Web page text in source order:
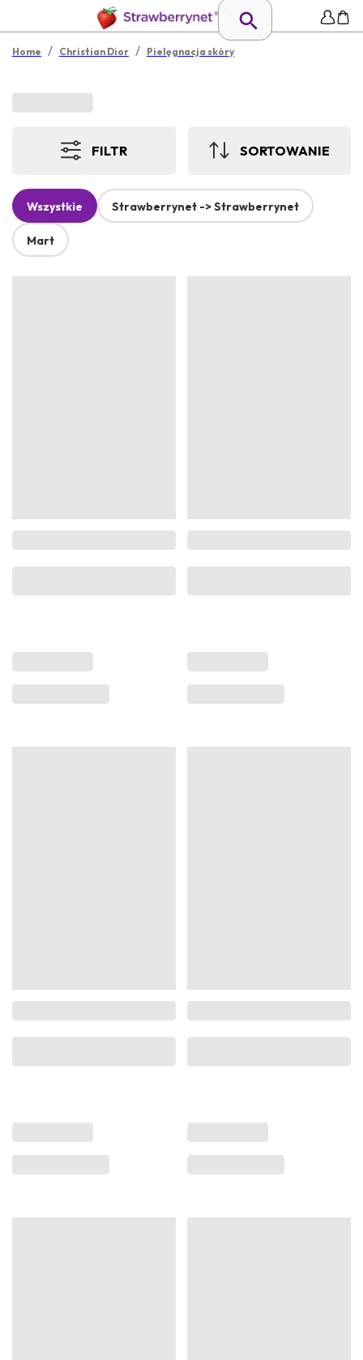
Home / Christian Dior / Pielęgnacja skóry
FILTR SORTOWANIE
Wszystkie Strawberrynet -> Strawberrynet
Mart